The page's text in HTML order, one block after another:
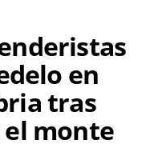
en
tras
monte